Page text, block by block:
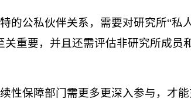
的公私伙伴关系，需要对研究所“私
重要，并且还需评估非研究所成员
性保障部门需更多更深入参与，才